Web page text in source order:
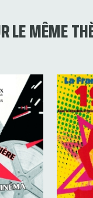
LE MÊME